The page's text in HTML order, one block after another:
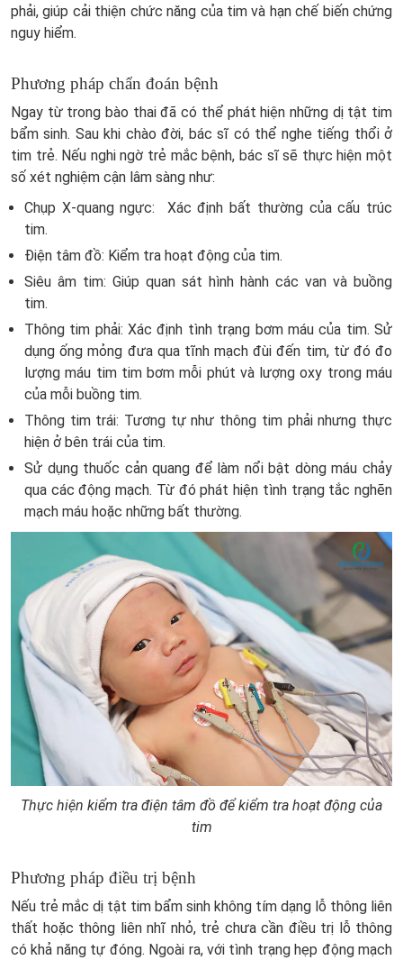
phải, giúp cải thiện chức năng của tim và hạn chế biến chứng
nguy hiểm.
Phương pháp chẩn đoán bệnh
Ngay từ trong bào thai đã có thể phát hiện những dị tật tim
bẩm sinh. Sau khi chào đời, bác sĩ có thể nghe tiếng thổi ở
tim trẻ. Nếu nghi ngờ trẻ mắc bệnh, bác sĩ sẽ thực hiện một
số xét nghiệm cận lâm sàng như:
Chụp X-quang ngực: Xác định bất thường của cấu trúc
tim.
Điện tâm đồ: Kiểm tra hoạt động của tim.
Siêu âm tim: Giúp quan sát hình hành các van và buồng
tim.
Thông tim phải: Xác định tình trạng bơm máu của tim. Sử
dụng ống mỏng đưa qua tĩnh mạch đùi đến tim, từ đó đo
lượng máu tim tim bơm mỗi phút và lượng oxy trong máu
của mỗi buồng tim.
Thông tim trái: Tương tự như thông tim phải nhưng thực
hiện ở bên trái của tim.
Sử dụng thuốc cản quang để làm nổi bật dòng máu chảy
qua các động mạch. Từ đó phát hiện tình trạng tắc nghẽn
mạch máu hoặc những bất thường.
Thực hiện kiểm tra điện tâm đồ để kiểm tra hoạt động của
tim
Phương pháp điều trị bệnh
Nếu trẻ mắc dị tật tim bẩm sinh không tím dạng lỗ thông liên
thất hoặc thông liên nhĩ nhỏ, trẻ chưa cần điều trị lỗ thông
có khả năng tự đóng. Ngoài ra, với tình trạng hẹp động mạch